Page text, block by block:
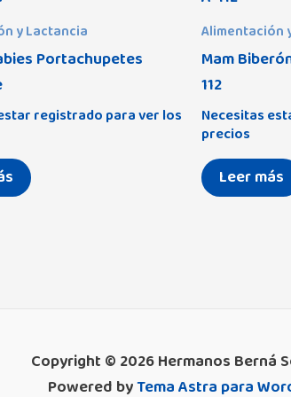
y Lactancia
Portachupetes
registrado para ver los
Alimentación
Mam
112
Necesitas
precios
Leer más
Copyright © 2026 Hermanos Berná
Powered byTema Astra para